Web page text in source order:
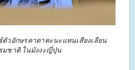
ตัวอักษรคาตาคะนะแทนเสียงเลียน
มชาติ ในมังงะญี่ปุ่น